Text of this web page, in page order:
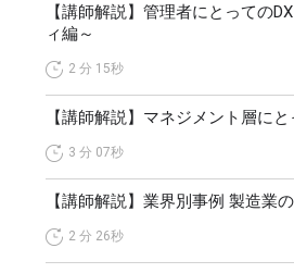
【講師解説】管理者にとっての
ィ編～
2 分 15秒
【講師解説】マネジメント層に
3 分 07秒
【講師解説】業界別事例 製造業
2 分 26秒